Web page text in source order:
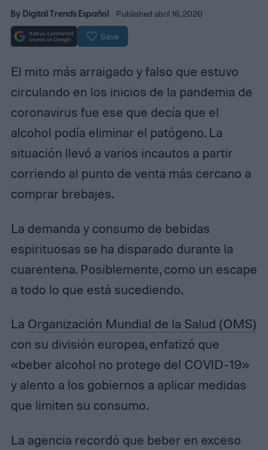
By Digital Trends Español Published abril 16, 2020
Save
El mito más arraigado y falso que estuvo
circulando en los inicios de la pandemia de
coronavirus fue ese que decía que el
alcohol podía eliminar el patógeno. La
situación llevó a varios incautos a partir
corriendo al punto de venta más cercano a
comprar brebajes.
La demanda y consumo de bebidas
espirituosas se ha disparado durante la
cuarentena. Posiblemente, como un escape
a todo lo que está sucediendo.
La Organización Mundial de la Salud (OMS)
con su división europea, enfatizó que
«beber alcohol no protege del COVID-19»
y alento a los gobiernos a aplicar medidas
que limiten su consumo.
La agencia recordó que beber en exceso